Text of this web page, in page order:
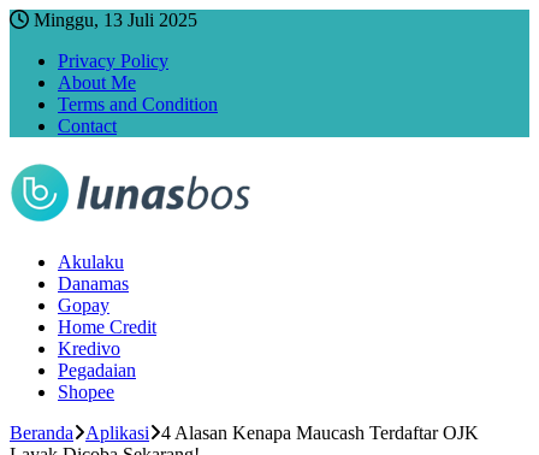
Minggu, 13 Juli 2025
Privacy Policy
About Me
Terms and Condition
Contact
Akulaku
Danamas
Gopay
Home Credit
Kredivo
Pegadaian
Shopee
Beranda
Aplikasi
4 Alasan Kenapa Maucash Terdaftar OJK